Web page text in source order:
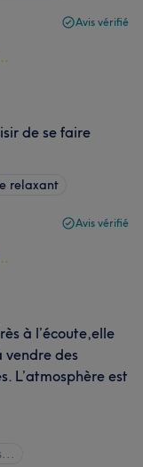
Avis vérifié
de se faire
relaxant
Avis vérifié
à l’écoute,elle
vendre des
L’atmosphère est